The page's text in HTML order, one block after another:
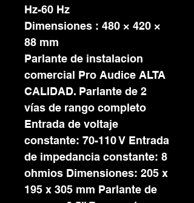
Hz-60 Hz
Dimensiones : 480 × 420 ×
88 mm
Parlante de instalacion
comercial Pro Audice ALTA
CALIDAD. Parlante de 2
vías de rango completo
Entrada de voltaje
constante: 70-110 V Entrada
de impedancia constante: 8
ohmios Dimensiones: 205 x
195 x 305 mm Parlante de